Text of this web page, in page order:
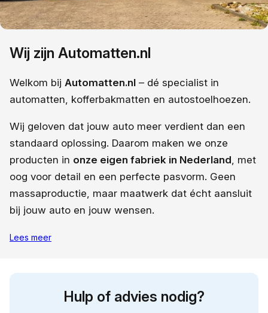
Wij zijn Automatten.nl
Welkom bij Automatten.nl – dé specialist in
automatten, kofferbakmatten en autostoelhoezen.
Wij geloven dat jouw auto meer verdient dan een
standaard oplossing. Daarom maken we onze
producten in onze eigen fabriek in Nederland, met
oog voor detail en een perfecte pasvorm. Geen
massaproductie, maar maatwerk dat écht aansluit
bij jouw auto en jouw wensen.
Lees meer
Hulp of advies nodig?